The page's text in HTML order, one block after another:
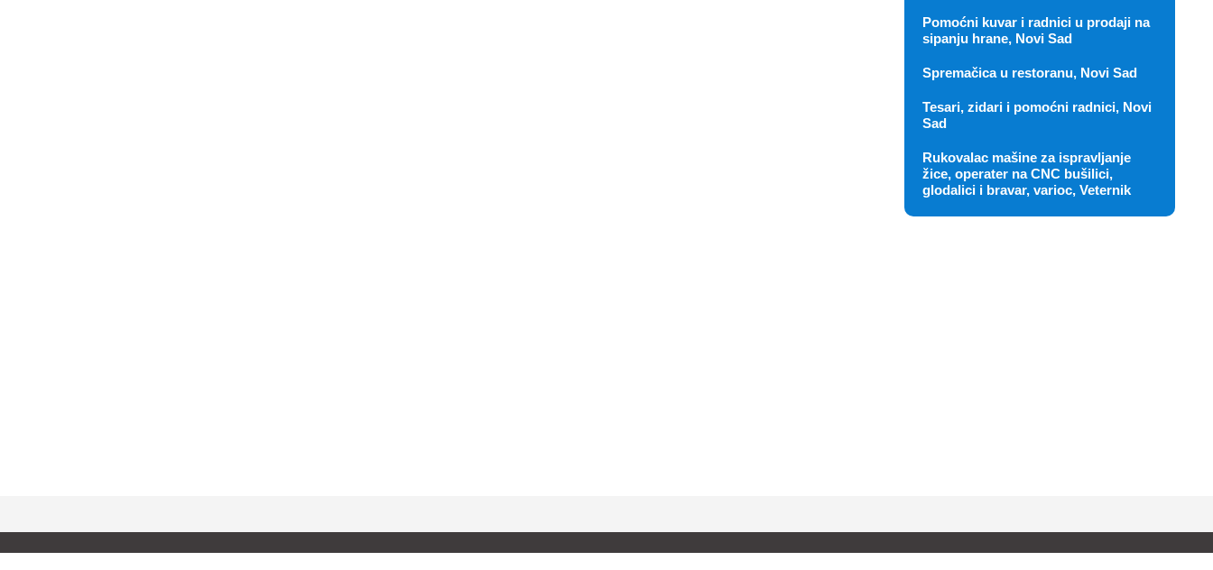
Pomoćni kuvar i radnici u prodaji na
sipanju hrane, Novi Sad
Spremačica u restoranu, Novi Sad
Tesari, zidari i pomoćni radnici, Novi
Sad
Rukovalac mašine za ispravljanje
žice, operater na CNC bušilici,
glodalici i bravar, varioc, Veternik